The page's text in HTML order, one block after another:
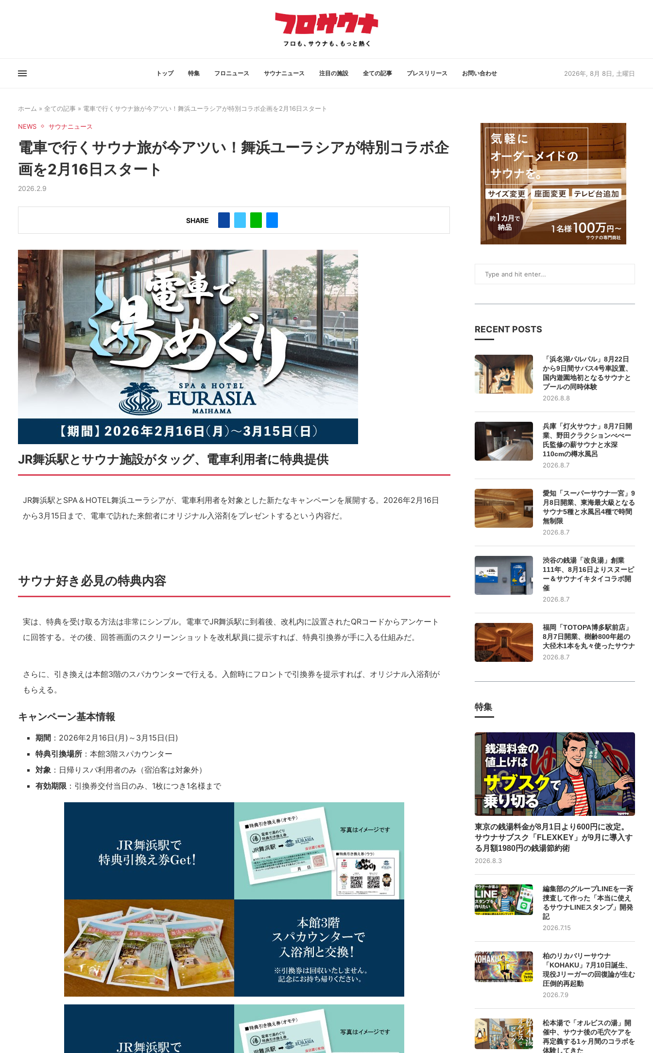
トップ 特集 フロニュース サウナニュース 注目の施設 全ての記事 プレスリリース お問い合わせ 2026年, 8月 8日, 土曜日
ホーム » 全ての記事 » 電車で行くサウナ旅が今アツい！舞浜ユーラシアが特別コラボ企画を2月16日スタート
NEWS サウナニュース
電車で行くサウナ旅が今アツい！舞浜ユーラシアが特別コラボ企
画を2月16日スタート
2026.2.9
SHARE
JR舞浜駅とサウナ施設がタッグ、電車利用者に特典提供
JR舞浜駅とSPA＆HOTEL舞浜ユーラシアが、電車利用者を対象とした新たなキャンペーンを展開する。2026年2月16日
から3月15日まで、電車で訪れた来館者にオリジナル入浴剤をプレゼントするという内容だ。
サウナ好き必見の特典内容
実は、特典を受け取る方法は非常にシンプル。電車でJR舞浜駅に到着後、改札内に設置されたQRコードからアンケート
に回答する。その後、回答画面のスクリーンショットを改札駅員に提示すれば、特典引換券が手に入る仕組みだ。
さらに、引き換えは本館3階のスパカウンターで行える。入館時にフロントで引換券を提示すれば、オリジナル入浴剤が
もらえる。
キャンペーン基本情報
期間 ：2026年2月16日(月)～3月15日(日)
特典引換場所 ：本館3階スパカウンター
対象 ：日帰りスパ利用者のみ（宿泊客は対象外）
有効期限 ：引換券交付当日のみ、1枚につき1名様まで
RECENT POSTS
「浜名湖パルパル」8月22日
から9日間サバス4号車設置、
国内遊園地初となるサウナと
プールの同時体験
2026.8.8
兵庫「灯火サウナ」8月7日開
業、野田クラクションべべー
氏監修の薪サウナと水深
110cmの樽水風呂
2026.8.7
愛知「スーパーサウナ一宮」9
月8日開業、東海最大級となる
サウナ5種と水風呂4種で時間
無制限
2026.8.7
渋谷の銭湯「改良湯」創業
111年、8月16日よりスヌーピ
ー＆サウナイキタイコラボ開
催
2026.8.7
福岡「TOTOPA博多駅前店」
8月7日開業、樹齢800年超の
大径木1本を丸々使ったサウナ
2026.8.7
特集
東京の銭湯料金が8月1日より600円に改定。
サウナサブスク「FLEXKEY」が9月に導入す
る月額1980円の銭湯節約術
2026.8.3
編集部のグループLINEを一斉
捜査して作った「本当に使え
るサウナLINEスタンプ」開発
記
2026.7.15
柏のリカバリーサウナ
「KOHAKU」7月10日誕生、
現役Jリーガーの回復論が生む
圧倒的再起動
2026.7.9
松本湯で「オルビスの湯」開
催中、サウナ後の毛穴ケアを
再定義する1ヶ月間のコラボを
体験してきた